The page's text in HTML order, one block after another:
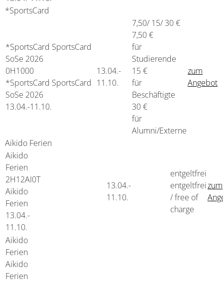
*SportsCard
*SportsCard SportsCard
SoSe 2026
0H1000
*SportsCard SportsCard
SoSe 2026
13.04.-11.10.
13.04.-
11.10.
7,50/ 15/ 30 €
7,50 €
für
Studierende
15 €
für
Beschäftigte
30 €
für
Alumni/Externe
zum
Angebot
Aikido Ferien
Aikido
Ferien
2H12AI0T
Aikido
Ferien
13.04.-
11.10.
13.04.-
11.10.
entgeltfrei
entgeltfrei
/ free of
charge
zum
Aikido
Ferien
Aikido
Ferien